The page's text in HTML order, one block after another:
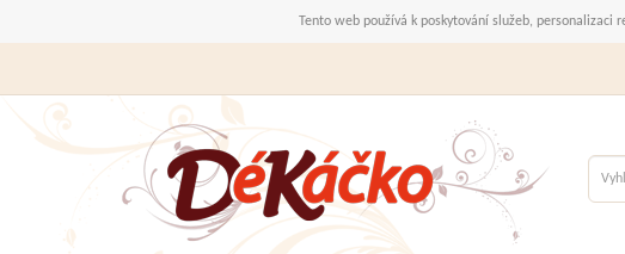
Tento web používá k poskytování služeb,